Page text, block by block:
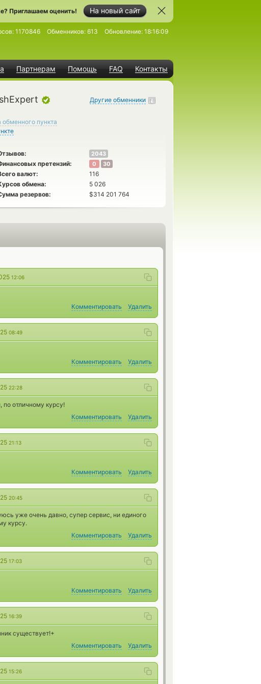
На новый сайт
Приглашаем оценить!
Партнерам Помощь FAQ Контакты
1170846 Обменников: 613 Обновление: 18:16:09
пункта
Другие обменники
2043
претензий: 0 30
валют:
116
обмена:
5 026
резервов: $314 201 764
12:06
Комментировать
Удалить
08:49
Комментировать
Удалить
22:28
по отличному курсу!
Комментировать
Удалить
21:13
Комментировать
Удалить
20:45
уже очень давно, супер сервис, ни единого
курсу.
Комментировать
Удалить
17:03
Комментировать
Удалить
16:39
существует!+
Комментировать
Удалить
15:26